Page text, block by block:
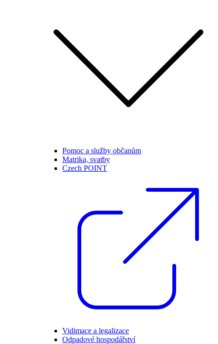
Pomoc a služby občanům
Matrika, svatby
Czech POINT
Vidimace a legalizace
Odpadové hospodářství